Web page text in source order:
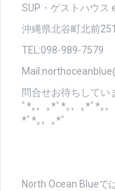
SUP・ゲストハウス
沖縄県北谷町北前
TEL:098-989-7579
問合せお待ちして
ﾟ*｡，｡*ﾟ*｡，｡*ﾟ*｡
*ﾟ*｡，｡*ﾟ
North Ocean Blueで